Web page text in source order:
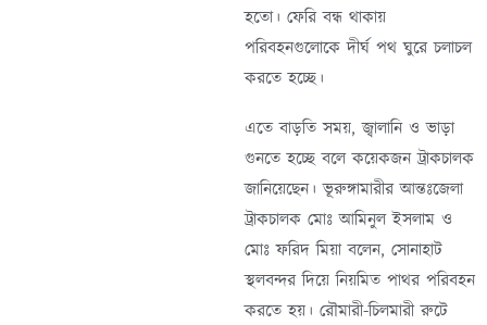
হতো। ফেরি বন্ধ থাকায়
পরিবহনগুলোকে দীর্ঘ পথ ঘুরে চলাচল
করতে হচ্ছে।
এতে বাড়তি সময়, জ্বালানি ও ভাড়া
গুনতে হচ্ছে বলে কয়েকজন ট্রাকচালক
জানিয়েছেন। ভূরুঙ্গামারীর আন্তঃজেলা
ট্রাকচালক মোঃ আমিনুল ইসলাম ও
মোঃ ফরিদ মিয়া বলেন, সোনাহাট
স্থলবন্দর দিয়ে নিয়মিত পাথর পরিবহন
করতে হয়। রৌমারী-চিলমারী রুটে